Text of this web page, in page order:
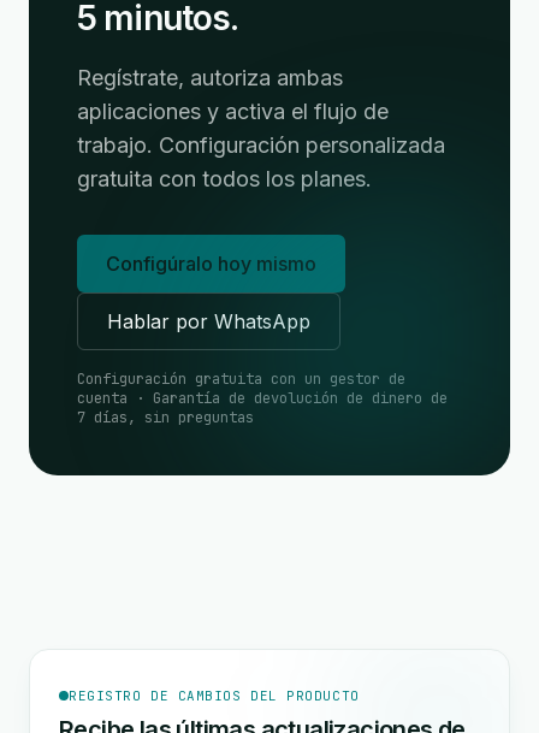
5 minutos.
Regístrate, autoriza ambas
aplicaciones y activa el flujo de
trabajo. Configuración personalizada
gratuita con todos los planes.
Configúralo hoy mismo
Hablar por WhatsApp
Configuración gratuita con un gestor de
cuenta · Garantía de devolución de dinero de
7 días, sin preguntas
REGISTRO DE CAMBIOS DEL PRODUCTO